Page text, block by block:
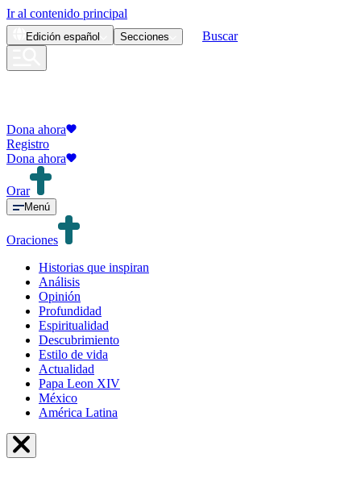
Ir al contenido principal
Edición español Secciones Buscar
Dona ahora
Registro
Dona ahora
Orar
Menú
Oraciones
Historias que inspiran
Análisis
Opinión
Profundidad
Espiritualidad
Descubrimiento
Estilo de vida
Actualidad
Papa Leon XIV
México
América Latina